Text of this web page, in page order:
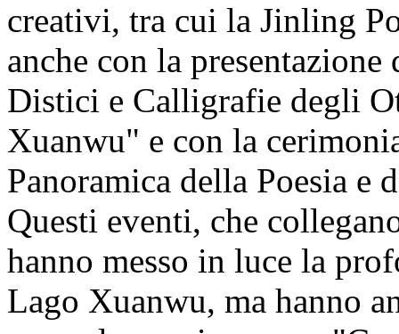
creativi, tra cui la Jinling
anche con la
Distici e Calligrafie degli
Xuanwu" e con la
Panoramica della Poesia e
Questi eventi, che
hanno messo in luce la
Lago Xuanwu, ma hanno